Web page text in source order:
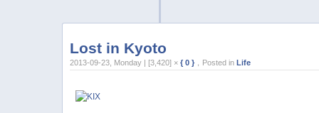
Lost in Kyoto
2013-09-23, Monday | [3,420] ×{ 0 } ，Posted inLife